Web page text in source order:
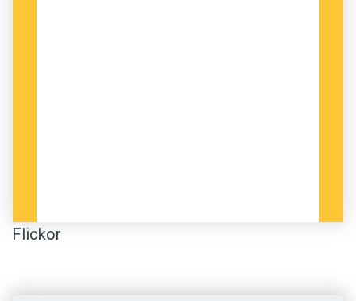
Flickor